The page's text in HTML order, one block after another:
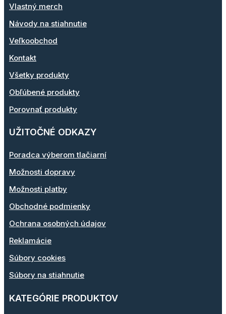
Vlastný merch
Návody na stiahnutie
Veľkoobchod
Kontakt
Všetky produkty
Obľúbené produkty
Porovnať produkty
UŽITOČNÉ ODKAZY
Poradca výberom tlačiarní
Možnosti dopravy
Možnosti platby
Obchodné podmienky
Ochrana osobných údajov
Reklamácie
Súbory cookies
Súbory na stiahnutie
KATEGÓRIE PRODUKTOV